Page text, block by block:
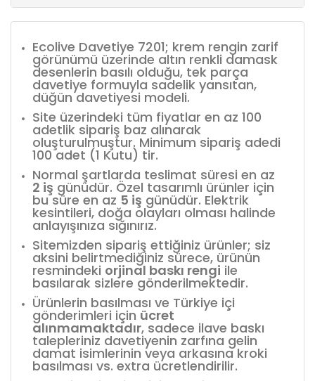
Ecolive Davetiye 7201; krem rengin zarif
görünümü üzerinde altın renkli damask
desenlerin basılı olduğu, tek parça
davetiye formuyla sadelik yansıtan,
düğün davetiyesi modeli.
Site üzerindeki tüm fiyatlar en az 100
adetlik sipariş baz alınarak
oluşturulmuştur. Minimum sipariş adedi
100 adet (1 Kutu) tir.
Normal şartlarda teslimat süresi en az
2 iş günüdür. Özel tasarımlı ürünler için
bu süre en az 5 iş günüdür. Elektrik
kesintileri, doğa olayları olması halinde
anlayışınıza sığınırız.
Sitemizden sipariş ettiğiniz ürünler; siz
aksini belirtmediğiniz sürece, ürünün
resmindeki orjinal baskı rengi ile
basılarak sizlere gönderilmektedir.
Ürünlerin basılması ve Türkiye içi
gönderimleri için ücret
alınmamaktadır, sadece ilave baskı
talepleriniz davetiyenin zarfına gelin
damat isimlerinin veya arkasına kroki
basılması vs. extra ücretlendirilir.